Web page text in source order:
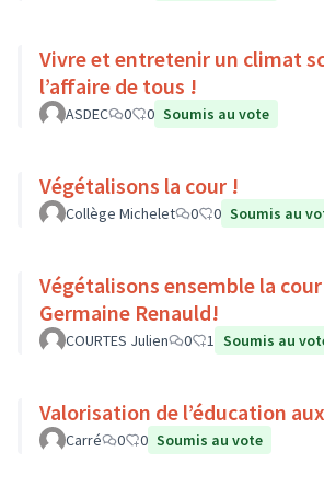
Vivre et entretenir un climat
l’affaire de tous !
ASDEC 0 0 Soumis au vote
Végétalisons la cour !
Collège Michelet 0 0 Soumis au
Végétalisons ensemble la
Germaine Renauld!
COURTES Julien 0 1 Soumis au
Valorisation de l’éducation
Carré 0 0 Soumis au vote